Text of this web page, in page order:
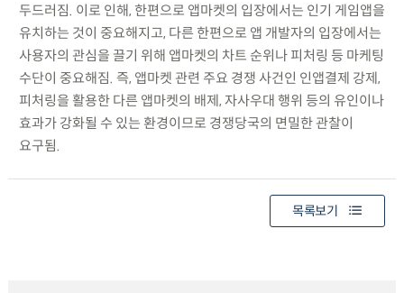
두드러짐. 이로 인해, 한편으로 앱마켓의 입장에서는 인기 게임앱을
유치하는 것이 중요해지고, 다른 한편으로 앱 개발자의 입장에서는
사용자의 관심을 끌기 위해 앱마켓의 차트 순위나 피처링 등 마케팅
수단이 중요해짐. 즉, 앱마켓 관련 주요 경쟁 사건인 인앱결제 강제,
피처링을 활용한 다른 앱마켓의 배제, 자사우대 행위 등의 유인이나
효과가 강화될 수 있는 환경이므로 경쟁당국의 면밀한 관찰이
요구됨.
목록보기